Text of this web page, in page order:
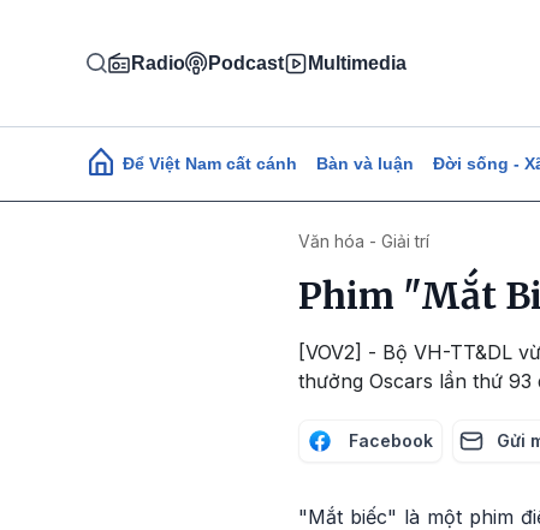
Radio Podcast Multimedia
Main navigation
Để Việt Nam cất cánh Bàn và luận Đời sống -
Văn hóa - Giải trí
Phim "Mắt
[VOV2] - Bộ VH-TT&DL
thưởng Oscars lần thứ
Facebook Gửi
"Mắt biếc" là một phim